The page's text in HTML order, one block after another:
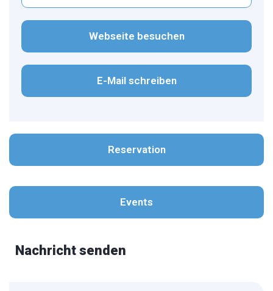
Webseite besuchen
E-Mail schreiben
Reservation
Events
Nachricht senden